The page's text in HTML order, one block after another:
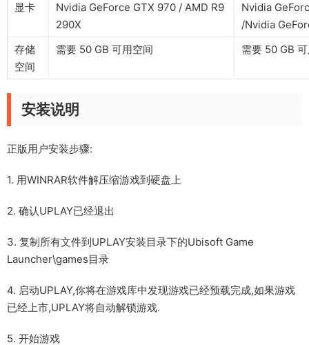
显卡
Nvidia GeForce GTX 970 / AMD R9
290X
Nvidia
/Nvidia
存储
空间
需要 50 GB 可用空间 需要 50 GB
安装说明
正版用户安装步骤:
1. 用WINRAR软件解压缩游戏到硬盘上
2. 确认UPLAY已经退出
3. 复制所有文件到UPLAY安装目录下的Ubisoft Game
Launcher\games目录
4. 启动UPLAY,你将在游戏库中发现游戏已经预载完成,如果游戏
已经上市,UPLAY将自动解锁游戏.
5. 开始游戏